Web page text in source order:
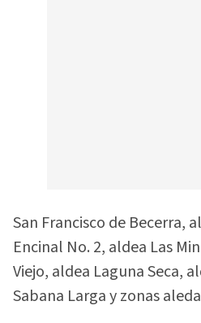
San Francisco de Becerra,
Encinal No. 2, aldea Las
Viejo, aldea Laguna Seca,
Sabana Larga y zonas